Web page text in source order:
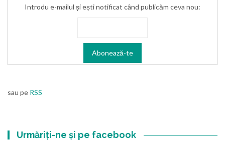
Introdu e-mailul și ești notificat când publicăm ceva nou:
sau pe RSS
Urmăriți-ne și pe facebook